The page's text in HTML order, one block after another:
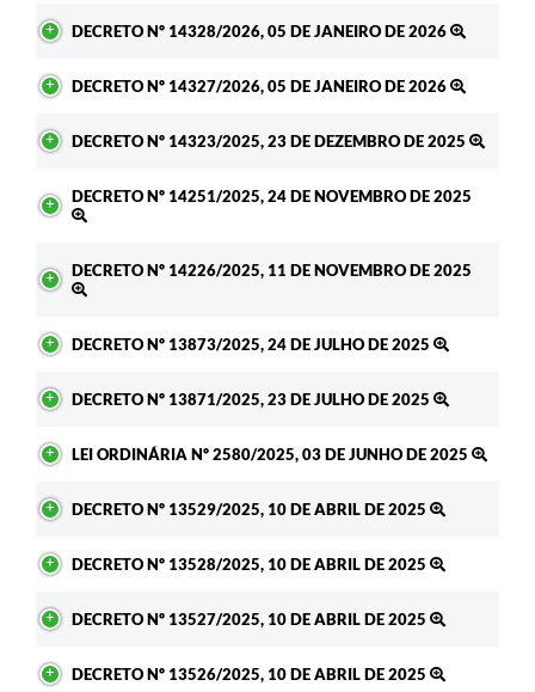
DECRETO Nº 14328/2026, 05 DE JANEIRO DE 2026
DECRETO Nº 14327/2026, 05 DE JANEIRO DE 2026
DECRETO Nº 14323/2025, 23 DE DEZEMBRO DE 2025
DECRETO Nº 14251/2025, 24 DE NOVEMBRO DE 2025
DECRETO Nº 14226/2025, 11 DE NOVEMBRO DE 2025
DECRETO Nº 13873/2025, 24 DE JULHO DE 2025
DECRETO Nº 13871/2025, 23 DE JULHO DE 2025
LEI ORDINÁRIA Nº 2580/2025, 03 DE JUNHO DE 2025
DECRETO Nº 13529/2025, 10 DE ABRIL DE 2025
DECRETO Nº 13528/2025, 10 DE ABRIL DE 2025
DECRETO Nº 13527/2025, 10 DE ABRIL DE 2025
DECRETO Nº 13526/2025, 10 DE ABRIL DE 2025